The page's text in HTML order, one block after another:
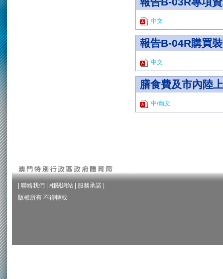
中文
報告B-04R購買
中文
膳食費及市內陸
中/葡文
聯絡我們 相關網站 服務承諾
版權所有 不得轉載